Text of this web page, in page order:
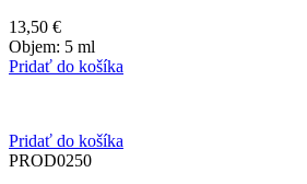
13,50 €
Objem: 5 ml
Pridať do košíka
Pridať do košíka
PROD0250